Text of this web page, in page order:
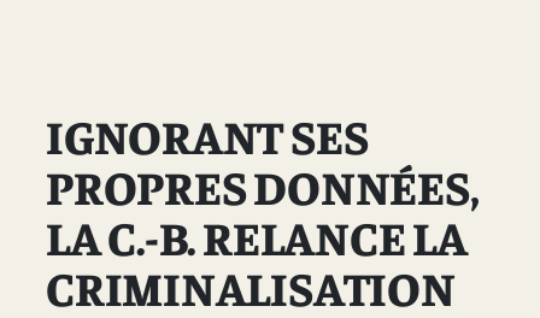
IGNORANT SES
PROPRES DONNÉES,
LA C.-B. RELANCE LA
CRIMINALISATION